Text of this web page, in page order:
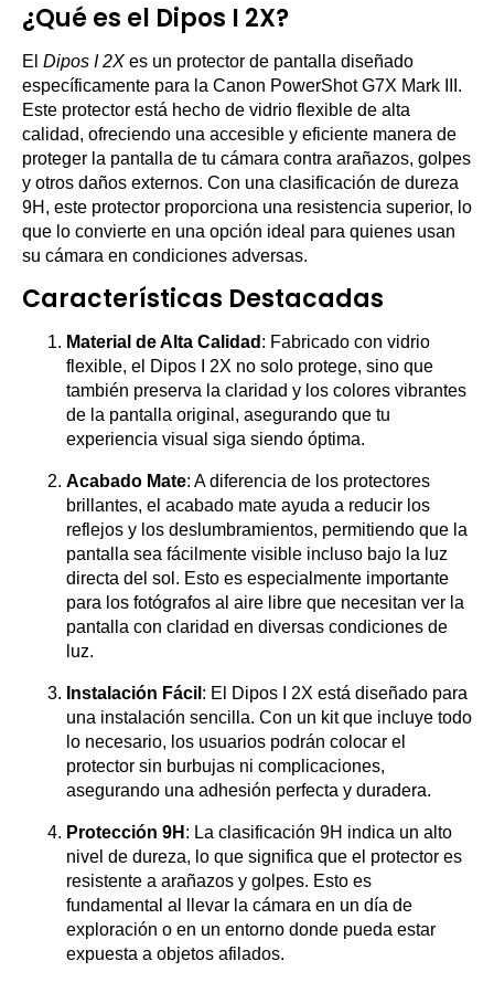
¿Qué es el Dipos I 2X?
El Dipos I 2X es un protector de pantalla diseñado
específicamente para la Canon PowerShot G7X Mark III.
Este protector está hecho de vidrio flexible de alta
calidad, ofreciendo una accesible y eficiente manera de
proteger la pantalla de tu cámara contra arañazos, golpes
y otros daños externos. Con una clasificación de dureza
9H, este protector proporciona una resistencia superior, lo
que lo convierte en una opción ideal para quienes usan
su cámara en condiciones adversas.
Características Destacadas
Material de Alta Calidad : Fabricado con vidrio
flexible, el Dipos I 2X no solo protege, sino que
también preserva la claridad y los colores vibrantes
de la pantalla original, asegurando que tu
experiencia visual siga siendo óptima.
Acabado Mate: A diferencia de los protectores
brillantes, el acabado mate ayuda a reducir los
reflejos y los deslumbramientos, permitiendo que la
pantalla sea fácilmente visible incluso bajo la luz
directa del sol. Esto es especialmente importante
para los fotógrafos al aire libre que necesitan ver la
pantalla con claridad en diversas condiciones de
luz.
Instalación Fácil : El Dipos I 2X está diseñado para
una instalación sencilla. Con un kit que incluye todo
lo necesario, los usuarios podrán colocar el
protector sin burbujas ni complicaciones,
asegurando una adhesión perfecta y duradera.
Protección 9H : La clasificación 9H indica un alto
nivel de dureza, lo que significa que el protector es
resistente a arañazos y golpes. Esto es
fundamental al llevar la cámara en un día de
exploración o en un entorno donde pueda estar
expuesta a objetos afilados.